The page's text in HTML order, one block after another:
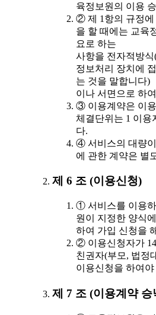
육정보원의 이용
② 제 1항의 규정에
을 할 때에는 교육
요로 하는
사항을 전자적방
정보처리 장치에
는 것을 말합니다)
이나 서면으로 하
③ 이용계약은 이
체결단위는 1 이용
다.
④ 서비스의 대량
에 관한 계약은 별
제 6 조 (이용신청)
① 서비스를 이용
원이 지정한 양식
하여 가입 신청을
② 이용신청자가
친권자(부모, 법정
이용신청을 하여야
제 7 조 (이용계약 승